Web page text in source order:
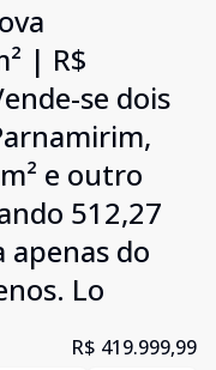
| R$
se dois
e outro
512,27
apenas do
Lo
R$ 419.999,99